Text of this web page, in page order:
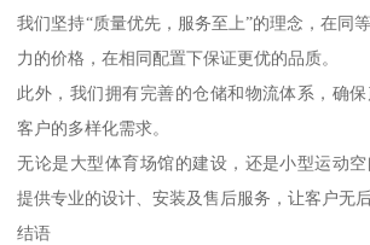
我们坚持“质量优先，服务至上”的理念，在同
力的价格，在相同配置下保证更优的品质。
此外，我们拥有完善的仓储和物流体系，确
客户的多样化需求。
无论是大型体育场馆的建设，还是小型运动
提供专业的设计、安装及售后服务，让客户无后
结语